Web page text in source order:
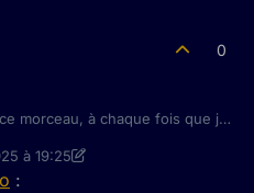
0
morceau, à chaque fois que je
? » (on a le vynile en plus…)
l’écrivant je vais finir par m’en
à 19:25
3 sept. 2025 à 20:32
: